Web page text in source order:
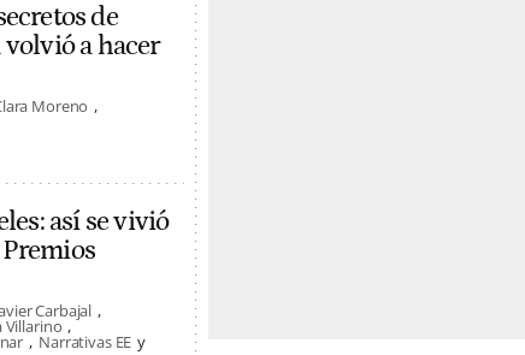
de
a hacer
Moreno
así se vivió
Carbajal
Villarino
Narrativas EE